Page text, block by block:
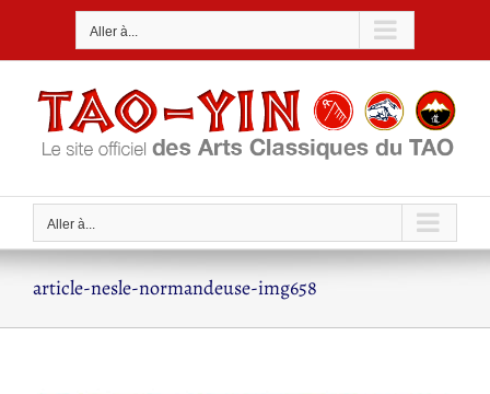
Aller à...
Aller à...
article-nesle-normandeuse-img658